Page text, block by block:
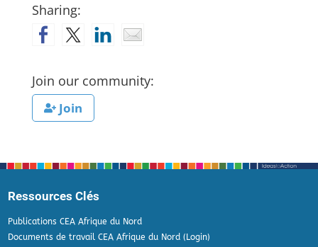
Sharing:
Join our community:
Join
Ressources Clés
Publications CEA Afrique du Nord
Documents de travail CEA Afrique du Nord (Login)